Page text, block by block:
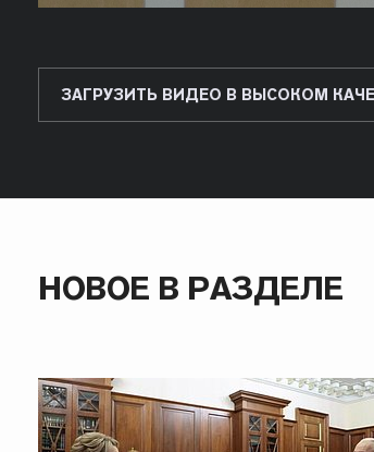
ЗАГРУЗИТЬ ВИДЕО В ВЫСОКОМ
НОВОЕ В РАЗДЕЛЕ